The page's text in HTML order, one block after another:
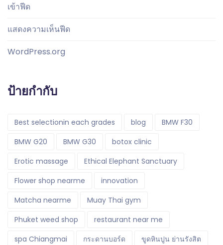
เข้าฟีด
แสดงความเห็นฟีด
WordPress.org
ป้ายกำกับ
Best selectionin each grades blog
BMW F30
BMW G20
BMW G30
botox clinic
Erotic massage
Ethical Elephant Sanctuary
Flower shop nearme
innovation
Matcha nearme
Muay Thai gym
Phuket weed shop
restaurant near me
spa Chiangmai
กระดานบอร์ด
ขูดหินปูน ย่านรังสิต